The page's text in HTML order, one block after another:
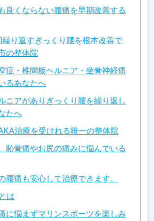
良くならない腰痛を早期改善する
繰り返すぎっくり腰を根本改善で
の整体院
症・椎間板ヘルニア・坐骨神経痛
るあなたへ
ニアがありぎっくり腰を繰り返し
たへ
治療を受けれる唯一の整体院
恥骨痛やお尻の痛みに悩んでいる
腰痛も安心して治療できます。
は
に悩まずマリンスポーツを楽しみ